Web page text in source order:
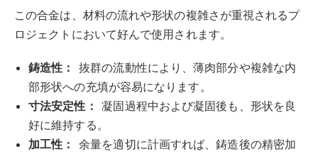
この合金は、材料の流れや形状の複雑さが重視されるプ
ロジェクトにおいて好んで使用されます。
鋳造性：
抜群の流動性により、薄肉部分や複雑な内
部形状への充填が容易になります。
寸法安定性： 凝固過程中および凝固後も、形状を良
好に維持する。
加工性：
余量を適切に計画すれば、鋳造後の精密加